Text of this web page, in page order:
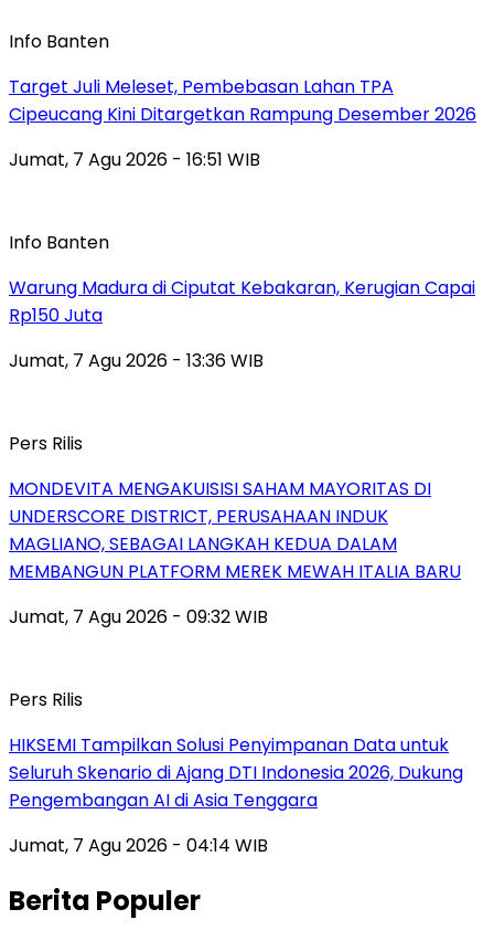
Info Banten
Target Juli Meleset, Pembebasan Lahan TPA
Cipeucang Kini Ditargetkan Rampung Desember 2026
Jumat, 7 Agu 2026 - 16:51 WIB
Info Banten
Warung Madura di Ciputat Kebakaran, Kerugian Capai
Rp150 Juta
Jumat, 7 Agu 2026 - 13:36 WIB
Pers Rilis
MONDEVITA MENGAKUISISI SAHAM MAYORITAS DI
UNDERSCORE DISTRICT, PERUSAHAAN INDUK
MAGLIANO, SEBAGAI LANGKAH KEDUA DALAM
MEMBANGUN PLATFORM MEREK MEWAH ITALIA BARU
Jumat, 7 Agu 2026 - 09:32 WIB
Pers Rilis
HIKSEMI Tampilkan Solusi Penyimpanan Data untuk
Seluruh Skenario di Ajang DTI Indonesia 2026, Dukung
Pengembangan AI di Asia Tenggara
Jumat, 7 Agu 2026 - 04:14 WIB
Berita Populer